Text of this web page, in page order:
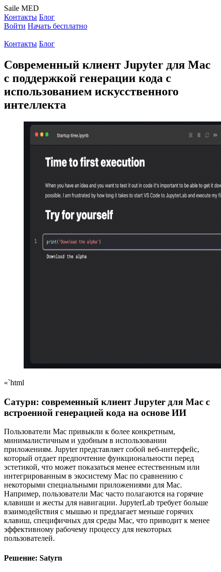
Saile MED
Контакты Блог
Войти Начать бесплатно
Контакты Блог
Современный клиент Jupyter для Mac
с поддержкой генерации кода с
использованием искусственного
интеллекта
«`html
Сатурн: современный клиент Jupyter для Mac с
встроенной генерацией кода на основе ИИ
Пользователи Mac привыкли к более конкретным,
минималистичным и удобным в использовании
приложениям. Jupyter представляет собой веб-интерфейс,
который отдает предпочтение функциональности перед
эстетикой, что может показаться менее естественным или
интегрированным в экосистему Mac по сравнению с
некоторыми специальными приложениями для Mac.
Например, пользователи Mac часто полагаются на горячие
клавиши и жесты для навигации. JupyterLab требует больше
взаимодействия с мышью и предлагает меньше горячих
клавиш, специфичных для среды Mac, что приводит к менее
эффективному рабочему процессу для некоторых
пользователей.
Решение: Satyrn